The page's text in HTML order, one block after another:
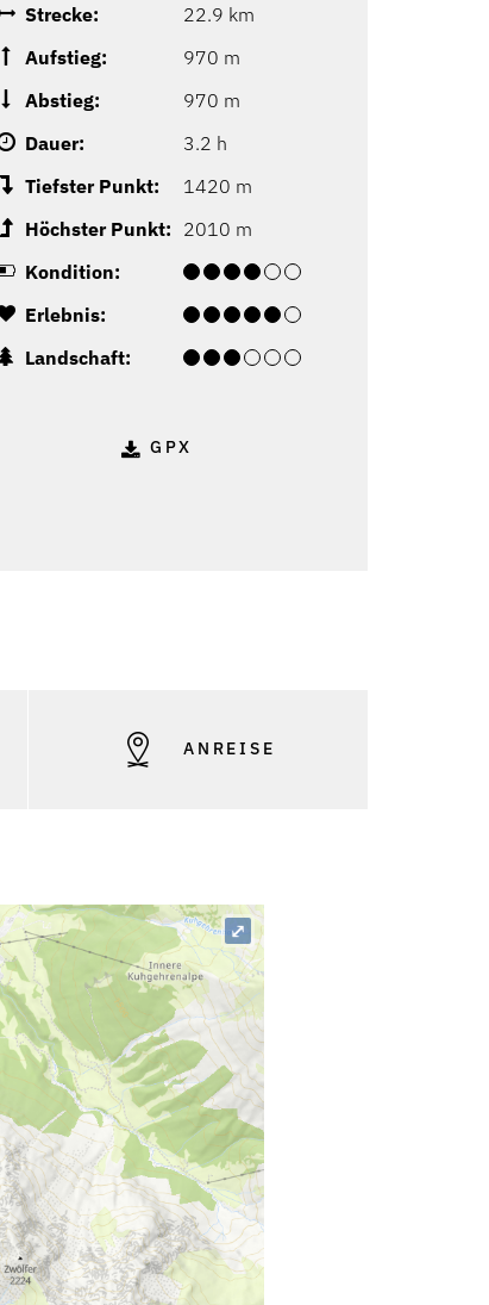
Strecke:
22.9 km
Aufstieg:
970 m
Abstieg:
970 m
Dauer:
3.2 h
Tiefster Punkt:
1420 m
Höchster Punkt: 2010 m
Kondition:
Erlebnis:
Landschaft:
GPX
ANREISE
⤢